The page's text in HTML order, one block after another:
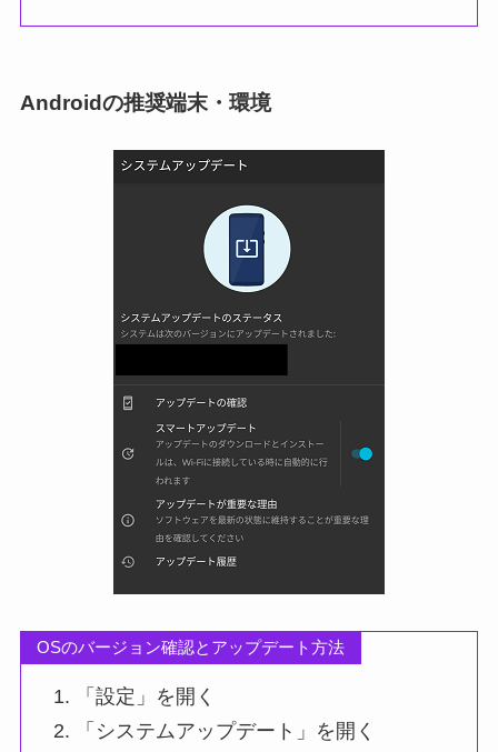
Androidの推奨端末・環境
OSのバージョン確認とアップデート方法
「設定」を開く
「システムアップデート」を開く